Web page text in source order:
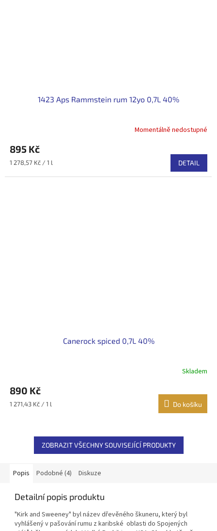
1423 Aps Rammstein rum 12yo 0,7L 40%
Momentálně nedostupné
895 Kč
Měrná
1 278,57 Kč / 1 l DETAIL
Canerock spiced 0,7L 40%
Skladem
890 Kč
Měrná
1 271,43 Kč / 1 l Do košíku
ZOBRAZIT VŠECHNY SOUVISEJÍCÍ PRODUKTY
Popis Podobné (4) Diskuze
Detailní popis produktu
"Kirk and Sweeney" byl název dřevěného škuneru, který byl
vyhlášený v pašování rumu z karibské oblasti do Spojených